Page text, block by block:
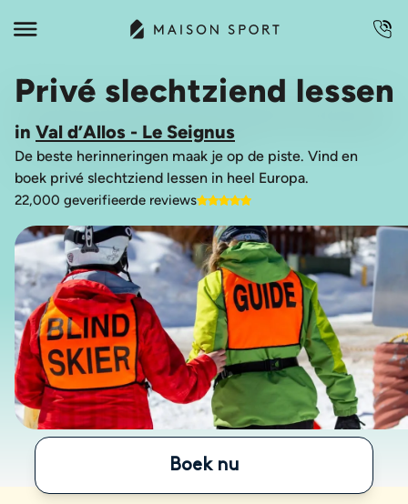
Privé slechtziend lessen
in Val d’Allos - Le Seignus
De beste herinneringen maak je op de piste. Vind en
boek privé slechtziend lessen in heel Europa.
22,000 geverifieerde reviews
Boek nu